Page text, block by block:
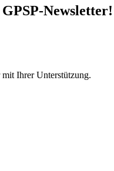
Newsletter!
Ihrer Unterstützung.